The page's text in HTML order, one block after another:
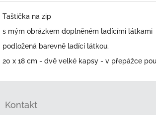
Taštička na zip
s mým obrázkem doplněném ladícími látkami
podložená barevně ladící látkou.
20 x 18 cm - dvě velké kapsy - v přepážce
Kontakt